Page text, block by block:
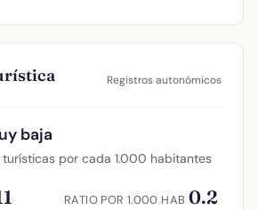
Registros autonómicos
baja
turísticas por cada 1.000 habitantes
RATIO POR 1.000 HAB 0.2